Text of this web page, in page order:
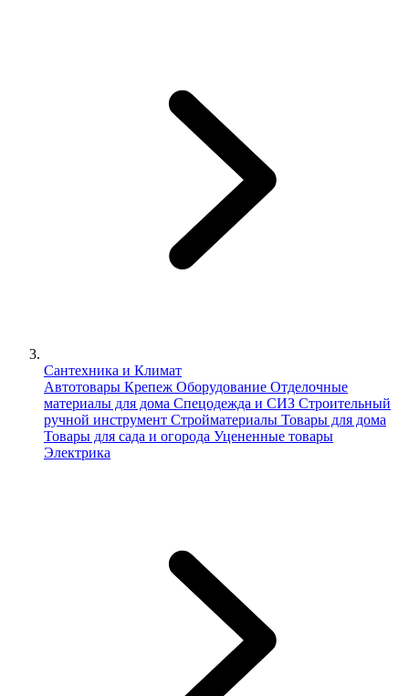
Сантехника и Климат
Автотовары Крепеж Оборудование Отделочные
материалы для дома Спецодежда и СИЗ Строительный
ручной инструмент Стройматериалы Товары для дома
Товары для сада и огорода Уцененные товары
Электрика